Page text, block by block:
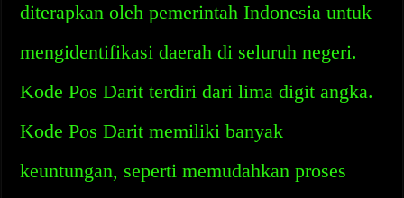
diterapkan oleh pemerintah Indonesia untuk
mengidentifikasi daerah di seluruh negeri.
Kode Pos Darit terdiri dari lima digit angka.
Kode Pos Darit memiliki banyak
keuntungan, seperti memudahkan proses